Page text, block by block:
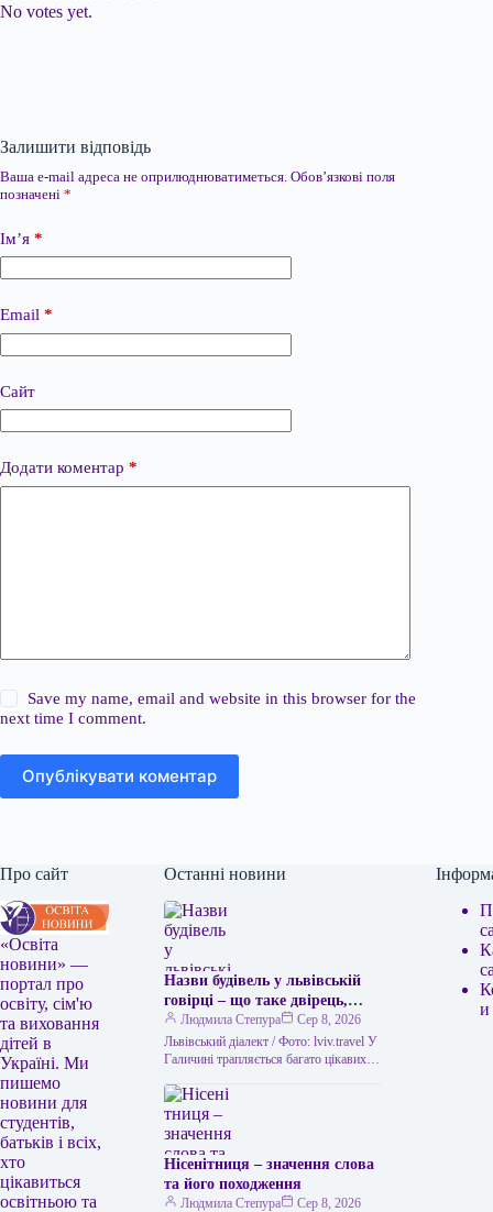
No votes yet.
Залишити відповідь
Ваша e-mail адреса не оприлюднюватиметься. Обов’язкові поля
позначені *
Ім’я *
Email *
Сайт
Додати коментар *
Save my name, email and website in this browser for the
next time I comment.
Опублікувати коментар
Про сайт
«Освіта
новини» —
портал про
освіту, сім'ю
та виховання
дітей в
Україні. Ми
пишемо
новини для
студентів,
батьків і всіх,
хто
цікавиться
освітньою та
Останні новини
Назви будівель у львівській
говірці – що таке двірець,
креденс, кнайпа
Людмила Степура
Сер 8, 2026
Львівський діалект / Фото: lviv.travel У
Галичині трапляється багато цікавих
навіть досвідченого мандрівника. Тож
не дивно,…
Нісенітниця – значення слова
та його походження
Людмила Степура Сер 8, 2026
и